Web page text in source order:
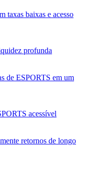
taxas baixas e acesso
profunda
de ESPORTS em um
acessível
retornos de longo